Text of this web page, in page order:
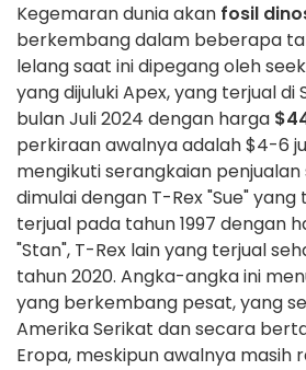
Kegemaran dunia akan fosil
berkembang dalam beberapa
lelang saat ini dipegang oleh
yang dijuluki Apex, yang terjual di
bulan Juli 2024 dengan harga
perkiraan awalnya adalah $4-6
mengikuti serangkaian
dimulai dengan T-Rex "Sue"
terjual pada tahun 1997 dengan
"Stan", T-Rex lain yang terjual
tahun 2020. Angka-angka ini
yang berkembang pesat, yang
Amerika Serikat dan secara
Eropa, meskipun awalnya masih